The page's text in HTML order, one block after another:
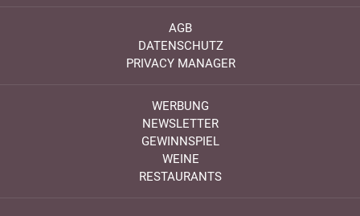
AGB
DATENSCHUTZ
PRIVACY MANAGER
WERBUNG
NEWSLETTER
GEWINNSPIEL
WEINE
RESTAURANTS